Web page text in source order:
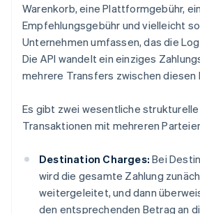
Warenkorb, eine Plattformgebühr,
Empfehlungsgebühr und vielleicht
Unternehmen umfassen, das die
Die API wandelt ein einziges
mehrere Transfers zwischen diesen
Es gibt zwei wesentliche
Transaktionen mit mehreren
Destination Charges: Bei
wird die gesamte Zahlung
weitergeleitet, und dann
den entsprechenden Betrag an